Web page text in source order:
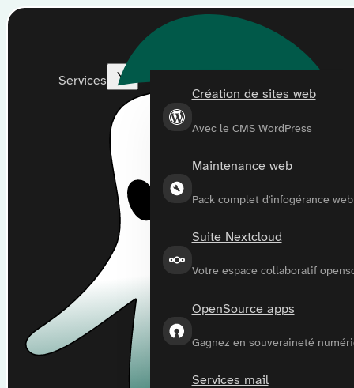
Services
Création de sites web
Avec le CMS WordPress
Maintenance web
Pack complet d'infogérance web
Suite Nextcloud
Votre espace collaboratif
OpenSource apps
Gagnez en souveraineté
Services mail